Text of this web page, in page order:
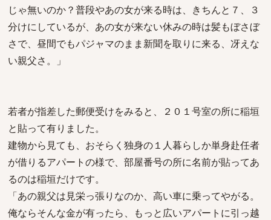
じゃ無いのか？普段やあの女が来る時は、きちんと７、３
分けにしているが、あの女が来ない休みの時は髪もぼさぼ
さで、昼間でもパジャマのまま新聞を取りに来る、冴えな
い親父さ。」
若者が指差した郵便受けをみると、２０１号室の所に稲垣
と貼って有りました。
建物から見ても、おそらく独身の１人暮らしか単身赴任者
が借りるアパートの様で、部屋番号の所に名前が貼ってあ
るのは稲垣だけです。
「あの親父は見栄っ張りなのか、高い車に乗ってやがる。
俺ならそんな金が有ったら、もっと広いアパートに引っ越